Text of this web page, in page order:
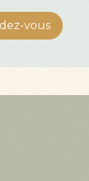
vous